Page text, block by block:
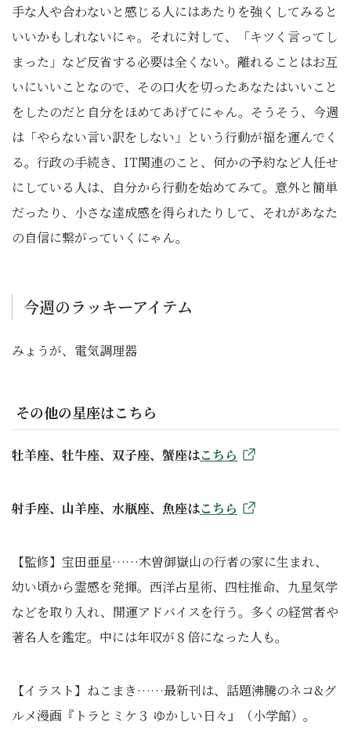
手な人や合わないと感じる人にはあたりを強くしてみると
いいかもしれないにゃ。それに対して、「キツく言ってし
まった」など反省する必要は全くない。離れることはお互
いにいいことなので、その口火を切ったあなたはいいこと
をしたのだと自分をほめてあげてにゃん。そうそう、今週
は「やらない言い訳をしない」という行動が福を運んでく
る。行政の手続き、IT関連のこと、何かの予約など人任せ
にしている人は、自分から行動を始めてみて。意外と簡単
だったり、小さな達成感を得られたりして、それがあなた
の自信に繋がっていくにゃん。
今週のラッキーアイテム
みょうが、電気調理器
その他の星座はこちら
牡羊座、牡牛座、双子座、蟹座はこちら
射手座、山羊座、水瓶座、魚座はこちら
【監修】宝田亜星……木曽御嶽山の行者の家に生まれ、
幼い頃から霊感を発揮。西洋占星術、四柱推命、九星気学
などを取り入れ、開運アドバイスを行う。多くの経営者や
著名人を鑑定。中には年収が８倍になった人も。
【イラスト】ねこまき……最新刊は、話題沸騰のネコ&グ
ルメ漫画『トラとミケ３ ゆかしい日々』（小学館）。